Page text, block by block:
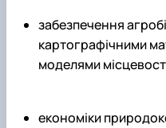
забезпечення
картографічними
моделями
економіки